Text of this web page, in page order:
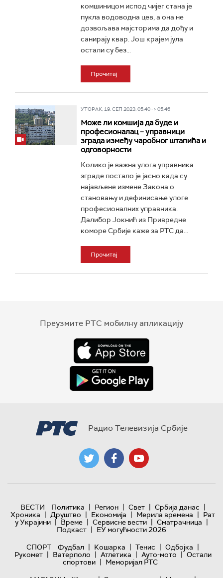
комшиницом испод чијег стана је
пукла водоводна цев, а она не
дозвољава мајсторима да дођу и
санирају квар. Још крајем јула
остали су без...
Прочитај
УТОРАК, 19. СЕП 2023, 05:40 -> 05:46
Може ли комшија да буде и
професионалац – управници
зграда између чаробног штапића и
одговорности
Колико је важна улога управника
зграде постало је јасно када су
најављене измене Закона о
становању и дефинисање улоге
професионалних управника.
Далибор Јокнић из Привредне
коморе Србије каже за РТС да...
Прочитај
Преузмите РТС мобилну апликацију
Радио Телевизија Србије
ВЕСТИ Политика | Регион | Свет | Србија данас |
Хроника | Друштво | Економија | Мерила времена | Рат
у Украјини | Време | Сервисне вести | Сматрачница |
Подкаст | ЕУ могућности 2026
СПОРТ
Фудбал | Кошарка | Тенис | Одбојка |
Рукомет | Ватерполо | Атлетика | Ауто-мото | Остали
спортови | Меморијал РТС